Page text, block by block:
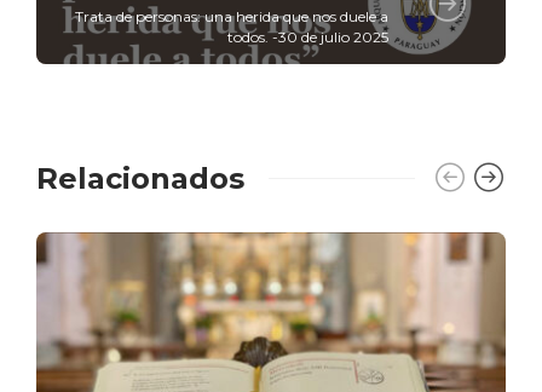
Trata de personas: una herida que nos duele a
todos. -30 de julio 2025
Relacionados